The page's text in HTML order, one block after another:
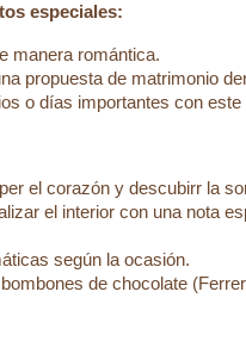
especiales:
manera romántica.
propuesta de matrimonio
o días importantes con este
el corazón y descubirr la
el interior con una nota
según la ocasión.
de chocolate